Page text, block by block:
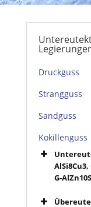
Druckguss
Strangguss
Sandguss
Kokillenguss
AlSi8Cu3,
G-